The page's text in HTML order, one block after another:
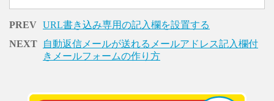
PREV URL書き込み専用の記入欄を設置する
NEXT
自動返信メールが送れるメールアドレス記入欄付
きメールフォームの作り方